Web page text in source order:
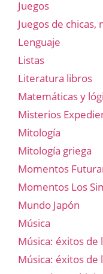
Juegos
Juegos de chicas,
Lenguaje
Listas
Literatura libros
Matemáticas y
Misterios
Mitología
Mitología griega
Momentos
Momentos Los
Mundo Japón
Música
Música: éxitos de
Música: éxitos de